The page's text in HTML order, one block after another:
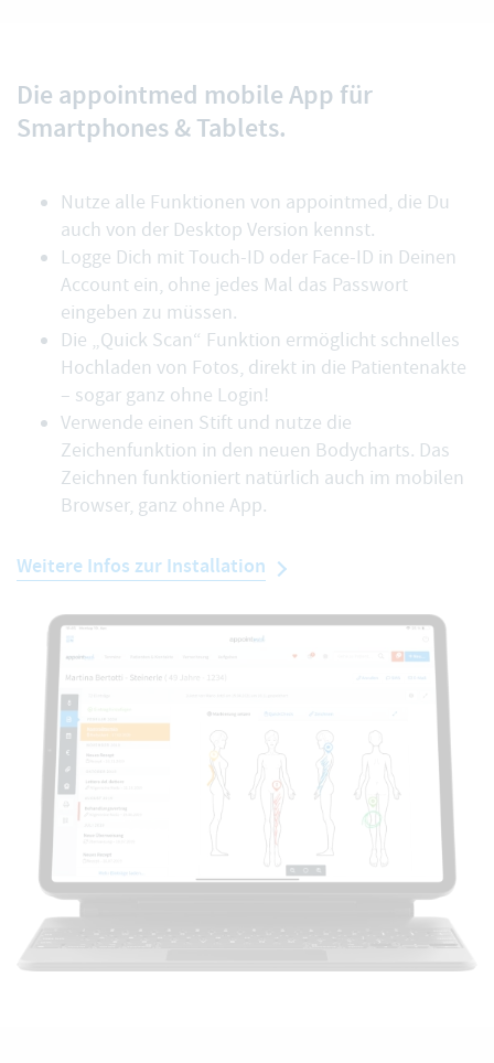
Die appointmed mobile App für
Smartphones & Tablets.
Nutze alle Funktionen von appointmed, die Du
auch von der Desktop Version kennst.
Logge Dich mit Touch-ID oder Face-ID in Deinen
Account ein, ohne jedes Mal das Passwort
eingeben zu müssen.
Die „Quick Scan“ Funktion ermöglicht schnelles
Hochladen von Fotos, direkt in die Patientenakte
– sogar ganz ohne Login!
Verwende einen Stift und nutze die
Zeichenfunktion in den neuen Bodycharts. Das
Zeichnen funktioniert natürlich auch im mobilen
Browser, ganz ohne App.
Weitere Infos zur Installation